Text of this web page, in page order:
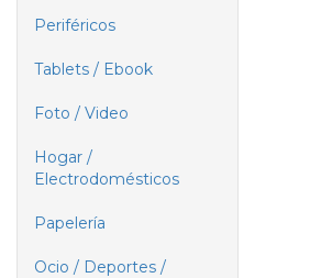
Periféricos
Tablets / Ebook
Foto / Video
Hogar /
Electrodomésticos
Papelería
Ocio / Deportes /